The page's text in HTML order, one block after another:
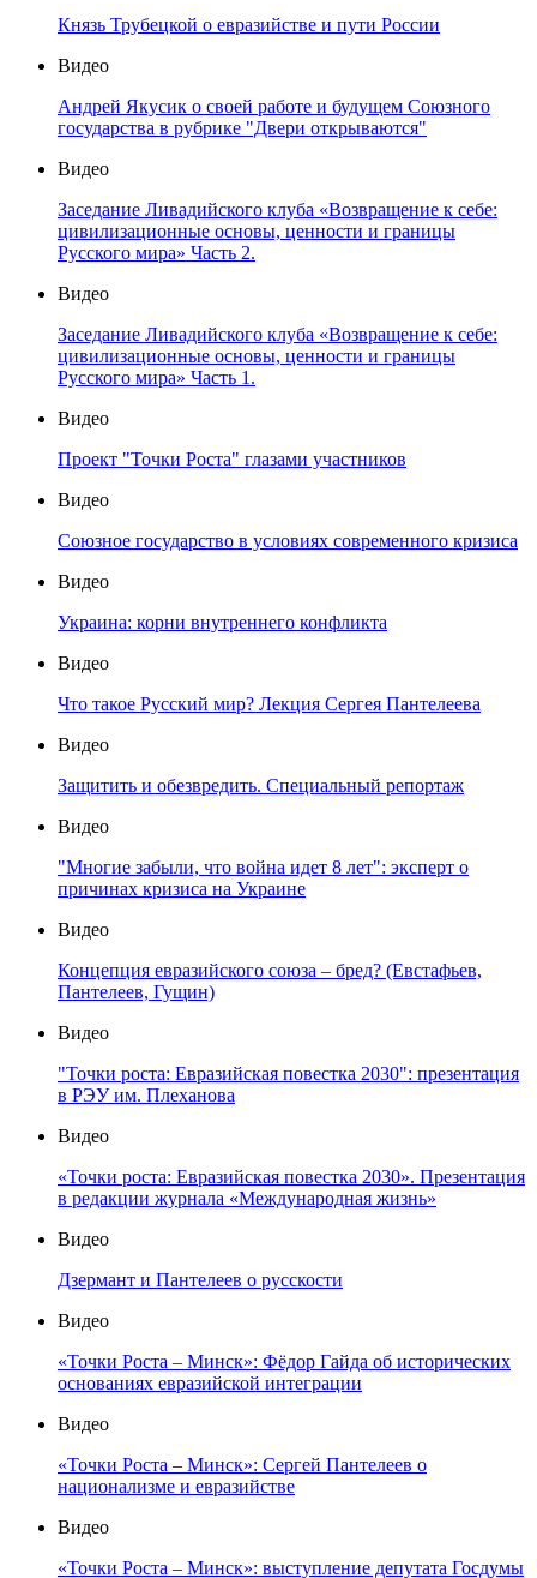
Князь Трубецкой о евразийстве и пути России
Видео
Андрей Якусик о своей работе и будущем Союзного
государства в рубрике "Двери открываются"
Видео
Заседание Ливадийского клуба «Возвращение к себе:
цивилизационные основы, ценности и границы
Русского мира» Часть 2.
Видео
Заседание Ливадийского клуба «Возвращение к себе:
цивилизационные основы, ценности и границы
Русского мира» Часть 1.
Видео
Проект "Точки Роста" глазами участников
Видео
Союзное государство в условиях современного кризиса
Видео
Украина: корни внутреннего конфликта
Видео
Что такое Русский мир? Лекция Сергея Пантелеева
Видео
Защитить и обезвредить. Специальный репортаж
Видео
"Многие забыли, что война идет 8 лет": эксперт о
причинах кризиса на Украине
Видео
Концепция евразийского союза – бред? (Евстафьев,
Пантелеев, Гущин)
Видео
"Точки роста: Евразийская повестка 2030": презентация
в РЭУ им. Плеханова
Видео
«Точки роста: Евразийская повестка 2030». Презентация
в редакции журнала «Международная жизнь»
Видео
Дзермант и Пантелеев о русскости
Видео
«Точки Роста – Минск»: Фёдор Гайда об исторических
основаниях евразийской интеграции
Видео
«Точки Роста – Минск»: Сергей Пантелеев о
национализме и евразийстве
Видео
«Точки Роста – Минск»: выступление депутата Госдумы